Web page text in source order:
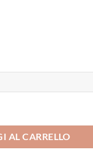
AL CARRELLO